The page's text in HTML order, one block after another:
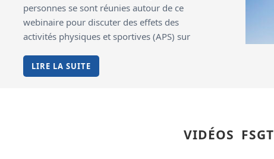
personnes se sont réunies autour de ce
webinaire pour discuter des effets des
activités physiques et sportives (APS) sur
LIRE LA SUITE
VIDÉOS FSGT